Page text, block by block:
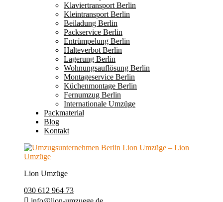
Klaviertransport Berlin
Kleintransport Berlin
Beiladung Berlin
Packservice Berlin
Entrümpelung Berlin
Halteverbot Berlin
Lagerung Berlin
Wohnungsauflösung Berlin
Montageservice Berlin
Küchenmontage Berlin
Fernumzug Berlin
Internationale Umzüge
Packmaterial
Blog
Kontakt
Lion Umzüge
030 612 964 73